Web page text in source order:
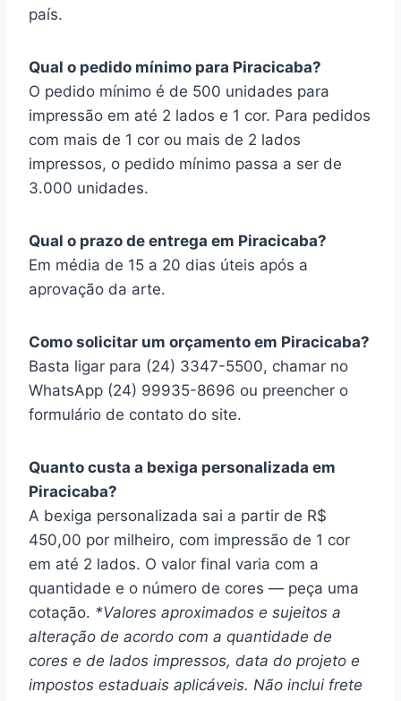
país.
Qual o pedido mínimo para Piracicaba?
O pedido mínimo é de 500 unidades para
impressão em até 2 lados e 1 cor. Para pedidos
com mais de 1 cor ou mais de 2 lados
impressos, o pedido mínimo passa a ser de
3.000 unidades.
Qual o prazo de entrega em Piracicaba?
Em média de 15 a 20 dias úteis após a
aprovação da arte.
Como solicitar um orçamento em Piracicaba?
Basta ligar para (24) 3347-5500, chamar no
WhatsApp (24) 99935-8696 ou preencher o
formulário de contato do site.
Quanto custa a bexiga personalizada em
Piracicaba?
A bexiga personalizada sai a partir de R$
450,00 por milheiro, com impressão de 1 cor
em até 2 lados. O valor final varia com a
quantidade e o número de cores — peça uma
cotação. *Valores aproximados e sujeitos a
alteração de acordo com a quantidade de
cores e de lados impressos, data do projeto e
impostos estaduais aplicáveis. Não inclui frete